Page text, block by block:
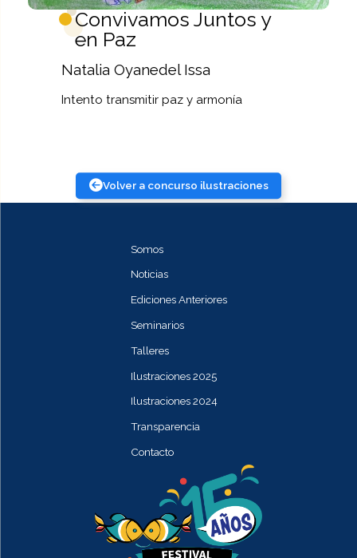
Volver a concurso ilustraciones
Convivamos Juntos y
en Paz
Natalia Oyanedel Issa
Intento transmitir paz y armonía
Somos
Noticias
Ediciones Anteriores
Seminarios
Talleres
Ilustraciones 2025
Ilustraciones 2024
Transparencia
Contacto